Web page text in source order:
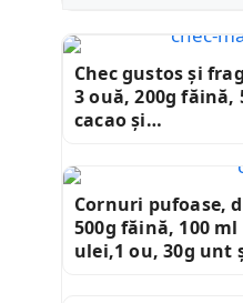
Chec gustos și
3 ouă, 200g
cacao și…
Cornuri pufoase,
500g făină, 100
ulei,1 ou, 30g unt